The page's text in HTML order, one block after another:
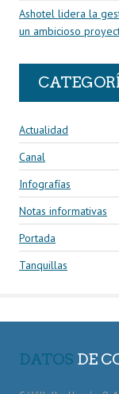
Ashotel lidera la
un ambicioso
Actualidad
Canal
Infografías
Notas informativas
Portada
Tanquillas
DATOS DE